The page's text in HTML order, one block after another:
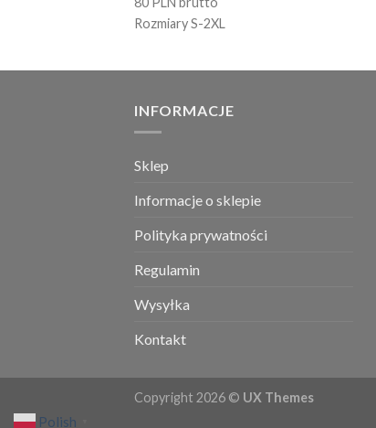
Rozmiary S-2XL
INFORMACJE
Sklep
Informacje o sklepie
Polityka prywatności
Regulamin
Wysyłka
Kontakt
Copyright 2026 © UX Themes
Polish